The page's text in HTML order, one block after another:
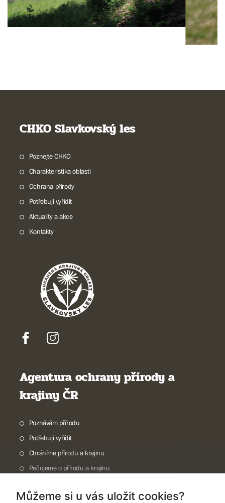
CHKO Slavkovský les
Poznejte CHKO
Charakteristika oblasti
Ochrana přírody
Potřebuji vyřídit
Aktuality a akce
Kontakty
Agentura ochrany přírody a
krajiny ČR
Poznávám přírodu
Potřebuji vyřídit
Chráníme přírodu a krajinu
Pečujeme o přírodu a krajinu
O nás
Můžeme si u vás uložit cookies?